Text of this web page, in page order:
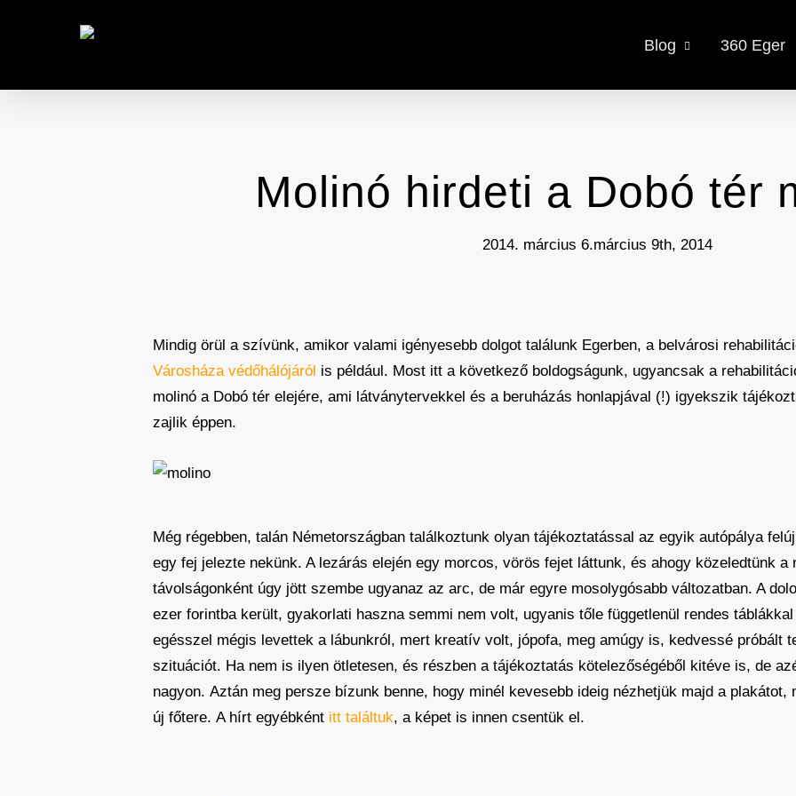
content
Blog 360 Eger
Molinó hirdeti a Dobó tér
2014. március 6.március 9th, 2014
Mindig örül a szívünk, amikor valami igényesebb dolgot találunk Egerben, a belvárosi
Városháza védőhálójáról is például. Most itt a következő boldogságunk, ugyancsak a
molinó a Dobó tér elejére, ami látványtervekkel és a beruházás honlapjával (!) igyekszik
zajlik éppen.
Még régebben, talán Németországban találkoztunk olyan tájékoztatással az egyik autópálya
egy fej jelezte nekünk. A lezárás elején egy morcos, vörös fejet láttunk, és ahogy közeledtünk a
távolságonként úgy jött szembe ugyanaz az arc, de már egyre mosolygósabb változatban. A
ezer forintba került, gyakorlati haszna semmi nem volt, ugyanis tőle függetlenül rendes
egésszel mégis levettek a lábunkról, mert kreatív volt, jópofa, meg amúgy is, kedvessé próbált
szituációt. Ha nem is ilyen ötletesen, és részben a tájékoztatás kötelezőségéből kitéve is, de
nagyon. Aztán meg persze bízunk benne, hogy minél kevesebb ideig nézhetjük majd a
új főtere. A hírt egyébként itt találtuk, a képet is innen csentük el.